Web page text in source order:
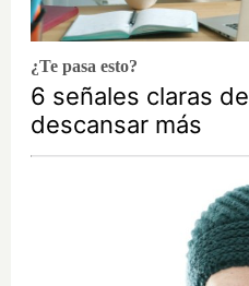
¿Te pasa esto?
6 señales claras
descansar más